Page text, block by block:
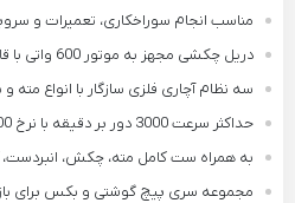
مناسب انجام سوراخکاری، تعمیرات و
دریل چکشی مجهز به موتور 600 واتی با قابلیت چپگرد - راستگرد
سه نظام آچاری فلزی سازگار با انواع مته و سری
حداکثر سرعت 3000 دور بر دقیقه با نرخ 48000 ضربه بر دقیقه
به همراه ست کامل مته، چکش، انبردست،
مجموعه سری پیچ گوشتی و بکس برای باز